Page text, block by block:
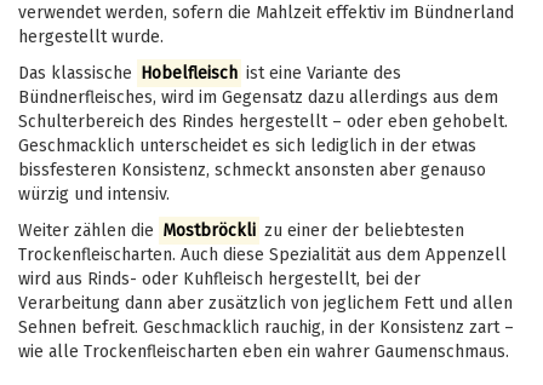
verwendet werden, sofern die Mahlzeit effektiv im Bündnerland
hergestellt wurde.
Das klassische Hobelfleisch ist eine Variante des
Bündnerfleisches, wird im Gegensatz dazu allerdings aus dem
Schulterbereich des Rindes hergestellt – oder eben gehobelt.
Geschmacklich unterscheidet es sich lediglich in der etwas
bissfesteren Konsistenz, schmeckt ansonsten aber genauso
würzig und intensiv.
Weiter zählen die Mostbröckli zu einer der beliebtesten
Trockenfleischarten. Auch diese Spezialität aus dem Appenzell
wird aus Rinds- oder Kuhfleisch hergestellt, bei der
Verarbeitung dann aber zusätzlich von jeglichem Fett und allen
Sehnen befreit. Geschmacklich rauchig, in der Konsistenz zart –
wie alle Trockenfleischarten eben ein wahrer Gaumenschmaus.